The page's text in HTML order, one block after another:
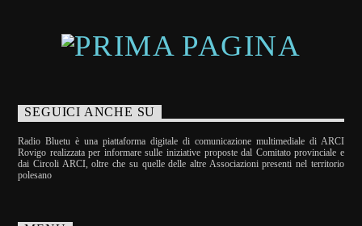
SEGUICI ANCHE SU
Radio Bluetu è una piattaforma digitale di comunicazione multimediale di ARCI
Rovigo realizzata per informare sulle iniziative proposte dal Comitato provinciale e
dai Circoli ARCI, oltre che su quelle delle altre Associazioni presenti nel territorio
polesano